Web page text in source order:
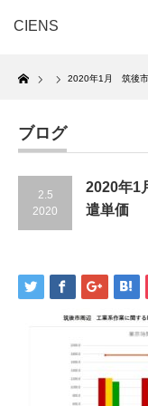
CIENS
Home
2020年1月 筑後
ブログ
2.5
2020
2020年
遣単価